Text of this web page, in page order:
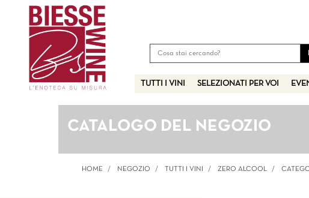
TUTTI I VINI SELEZIONATI PER VOI
CATALOGO DEL NEGOZIO
HOME NEGOZIO TUTTI I VINI ZERO ALCOOL